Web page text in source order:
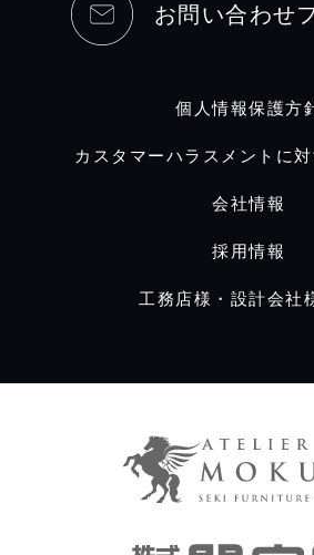
お問い合わせ
個人情報保護方
カスタマーハラスメントに
会社情報
採用情報
工務店様・設計会社